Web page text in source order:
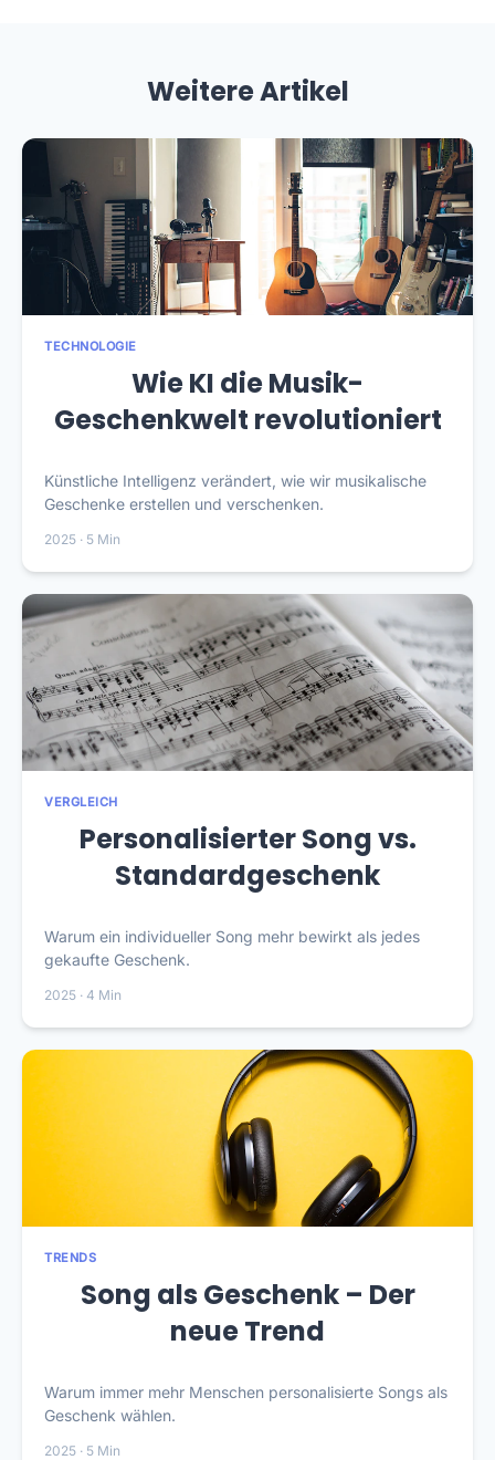
Weitere Artikel
TECHNOLOGIE
Wie KI die Musik-
Geschenkwelt revolutioniert
Künstliche Intelligenz verändert, wie wir musikalische
Geschenke erstellen und verschenken.
2025 · 5 Min
VERGLEICH
Personalisierter Song vs.
Standardgeschenk
Warum ein individueller Song mehr bewirkt als jedes
gekaufte Geschenk.
2025 · 4 Min
TRENDS
Song als Geschenk – Der
neue Trend
Warum immer mehr Menschen personalisierte Songs als
Geschenk wählen.
2025 · 5 Min